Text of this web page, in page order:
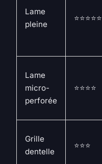
Lame
pleine
⭐⭐⭐⭐⭐
Lame
micro-
perforée
⭐⭐⭐⭐
Grille
dentelle
⭐⭐⭐